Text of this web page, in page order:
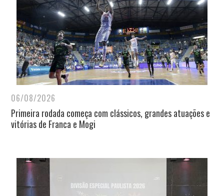
06/08/2026
Primeira rodada começa com clássicos, grandes atuações e
vitórias de Franca e Mogi